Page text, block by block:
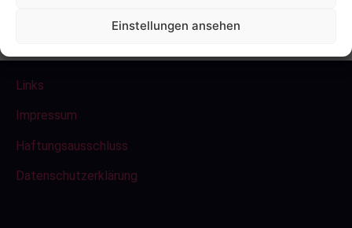
Einstellungen ansehen
Links
Impressum
Haftungsausschluss
Datenschutzerklärung